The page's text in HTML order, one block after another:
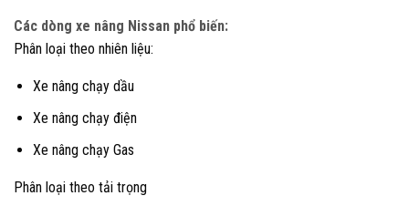
Các dòng xe nâng Nissan phổ biến:
Phân loại theo nhiên liệu:
Xe nâng chạy dầu
Xe nâng chạy điện
Xe nâng chạy Gas
Phân loại theo tải trọng